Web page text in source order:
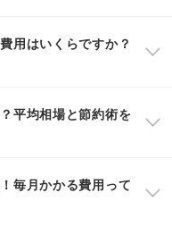
用はいくらですか？
平均相場と節約術を
毎月かかる費用って